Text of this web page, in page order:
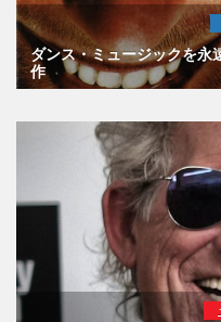
ダンス・ミュージックを永
作